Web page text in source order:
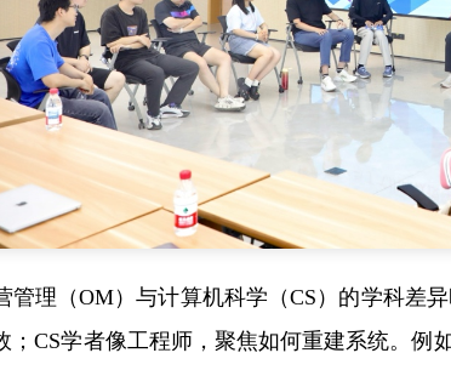
管理（OM）与计算机科学（CS）的学科差
；CS学者像工程师，聚焦如何重建系统。